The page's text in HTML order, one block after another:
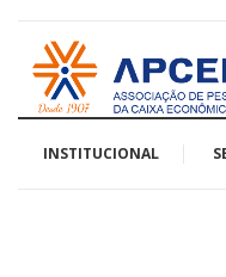
agosto:
dia
de
feijoada
Acessar
página
inicial
INSTITUCIONAL